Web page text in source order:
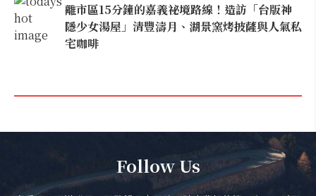
離市區15分鐘的嘉義祕境路線！造訪「台版神
隱少女湯屋」清豐濤月、湖景窯烤披薩與人氣私
宅咖啡
Follow Us